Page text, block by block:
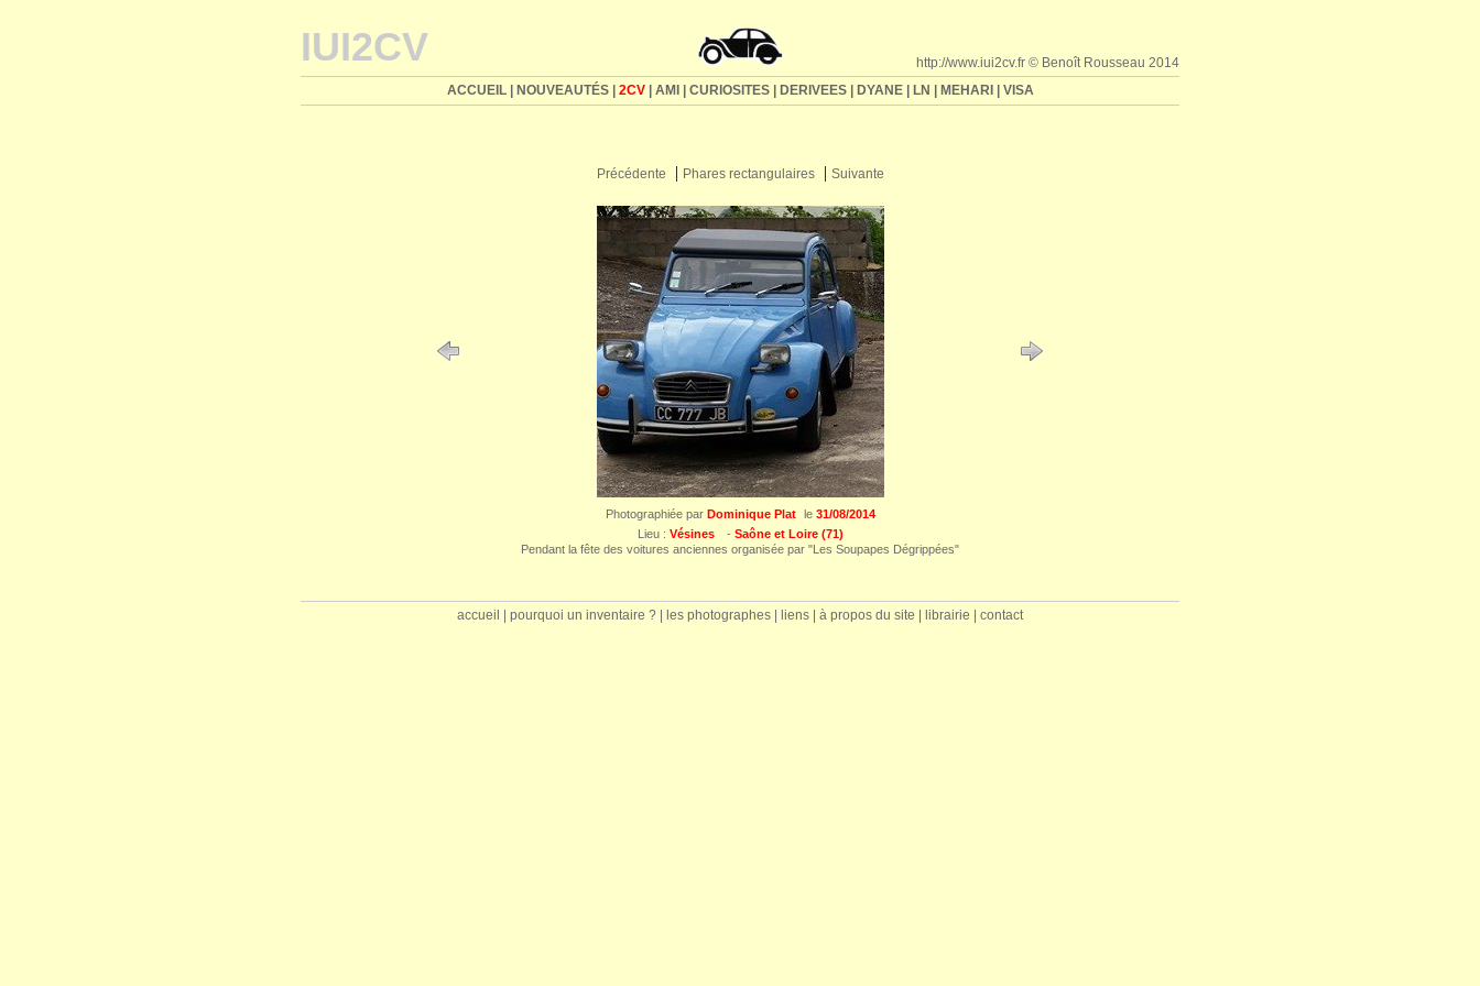
IUI2CV
http://www.iui2cv.fr © Benoît Rousseau 2014
ACCUEIL| NOUVEAUTÉS| 2CV| AMI CURIOSITES| DERIVEES| DYANE| LN MEHARI VISA
Précédente | Phares rectangulaires| Suivante
Photographiée par Dominique Plat le 31/08/2014
Lieu : Vésines - Saône et Loire (71)
Pendant la fête des voitures anciennes organisée par "Les Soupapes Dégrippées"
accueil pourquoi un inventaire ? les photographes liens à propos du site librairie contact